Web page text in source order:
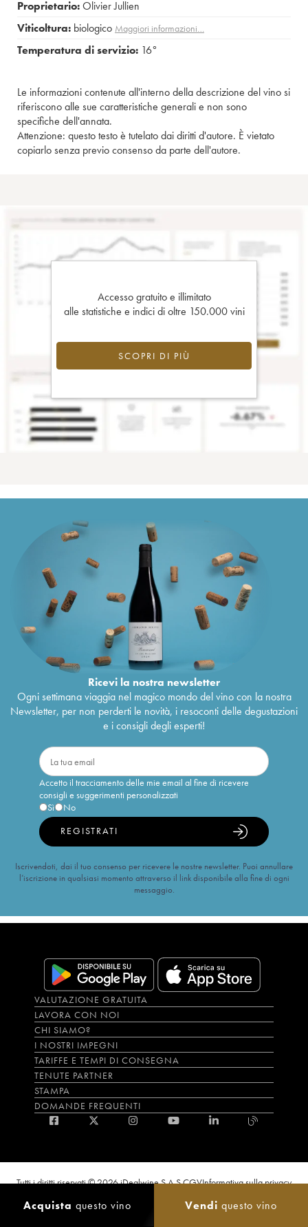
Acquista questo vino Vendi questo vino
Proprietario:Olivier Jullien
Viticoltura: biologico Maggiori informazioni…
Temperatura di servizio: 16°
Le informazioni contenute all'interno della descrizione del vino si
riferiscono alle sue caratteristiche generali e non sono
specifiche dell'annata.
Attenzione: questo testo è tutelato dai diritti d'autore. È vietato
copiarlo senza previo consenso da parte dell'autore.
Accesso gratuito e illimitato
alle statistiche e indici di oltre 150.000 vini
SCOPRI DI PIÙ
Ricevi la nostra newsletter
Ogni settimana viaggia nel magico mondo del vino con la nostra
Newsletter, per non perderti le novità, i resoconti delle degustazioni
e i consigli degli esperti!
Accetto il tracciamento delle mie email al fine di ricevere
consigli e suggerimenti personalizzati
Sì
No
REGISTRATI
Iscrivendoti, dai il tuo consenso per ricevere le nostre newsletter. Puoi annullare
l’iscrizione in qualsiasi momento attraverso il link disponibile alla fine di ogni
messaggio.
VALUTAZIONE GRATUITA
LAVORA CON NOI
CHI SIAMO?
I NOSTRI IMPEGNI
TARIFFE E TEMPI DI CONSEGNA
TENUTE PARTNER
STAMPA
DOMANDE FREQUENTI
Tutti i diritti riservati © 2026 iDealwine S.A.S.CGVInformativa sulla privacy
sito e dei servizi annessi è riservato solo agli utenti maggiorenni.